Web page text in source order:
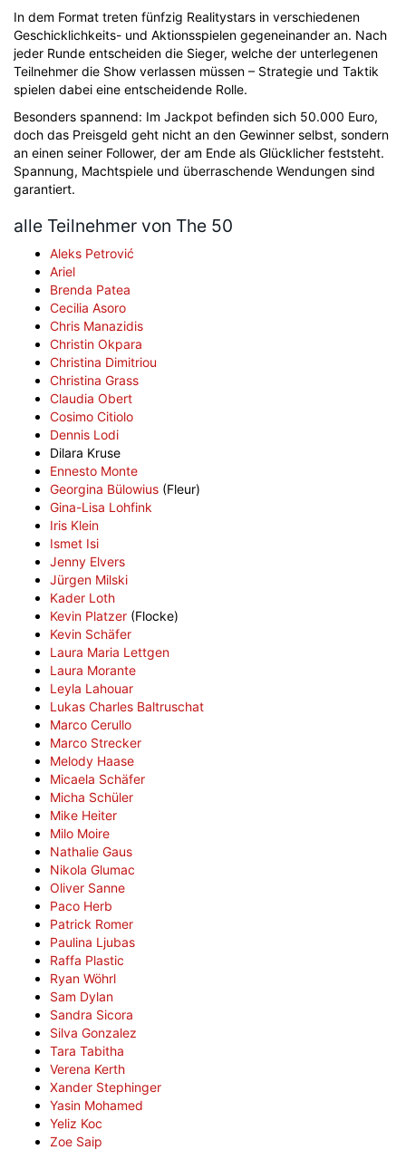
In dem Format treten fünfzig Realitystars in verschiedenen
Geschicklichkeits- und Aktionsspielen gegeneinander an. Nach
jeder Runde entscheiden die Sieger, welche der unterlegenen
Teilnehmer die Show verlassen müssen – Strategie und Taktik
spielen dabei eine entscheidende Rolle.
Besonders spannend: Im Jackpot befinden sich 50.000 Euro,
doch das Preisgeld geht nicht an den Gewinner selbst, sondern
an einen seiner Follower, der am Ende als Glücklicher feststeht.
Spannung, Machtspiele und überraschende Wendungen sind
garantiert.
alle Teilnehmer von The 50
Aleks Petrović
Ariel
Brenda Patea
Cecilia Asoro
Chris Manazidis
Christin Okpara
Christina Dimitriou
Christina Grass
Claudia Obert
Cosimo Citiolo
Dennis Lodi
Dilara Kruse
Ennesto Monte
Georgina Bülowius (Fleur)
Gina-Lisa Lohfink
Iris Klein
Ismet Isi
Jenny Elvers
Jürgen Milski
Kader Loth
Kevin Platzer (Flocke)
Kevin Schäfer
Laura Maria Lettgen
Laura Morante
Leyla Lahouar
Lukas Charles Baltruschat
Marco Cerullo
Marco Strecker
Melody Haase
Micaela Schäfer
Micha Schüler
Mike Heiter
Milo Moire
Nathalie Gaus
Nikola Glumac
Oliver Sanne
Paco Herb
Patrick Romer
Paulina Ljubas
Raffa Plastic
Ryan Wöhrl
Sam Dylan
Sandra Sicora
Silva Gonzalez
Tara Tabitha
Verena Kerth
Xander Stephinger
Yasin Mohamed
Yeliz Koc
Zoe Saip